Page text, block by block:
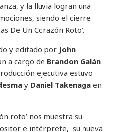
y la lluvia logran una
siendo el cierre
De Un Corazón Roto’.
y editado por John
a cargo de Brandon Galán
ejecutiva estuvo
y Daniel Takenagaen
roto’ nos muestra su
e intérprete, su nueva